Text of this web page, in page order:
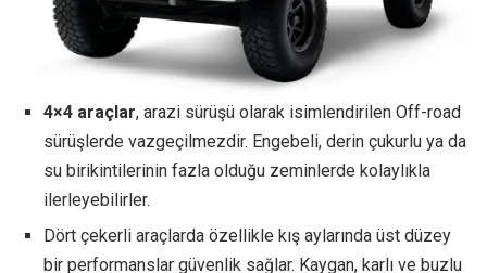
4×4 araçlar, arazi sürüşü olarak isimlendirilen Off-road
sürüşlerde vazgeçilmezdir. Engebeli, derin çukurlu ya da
su birikintilerinin fazla olduğu zeminlerde kolaylıkla
ilerleyebilirler.
Dört çekerli araçlarda özellikle kış aylarında üst düzey
bir performanslar güvenlik sağlar. Kaygan, karlı ve buzlu